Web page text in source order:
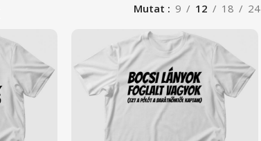
Mutat 9 12 18 24